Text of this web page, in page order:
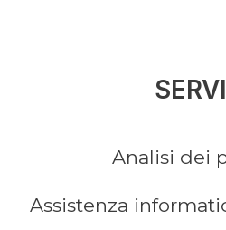
Analisi dei
Assistenza